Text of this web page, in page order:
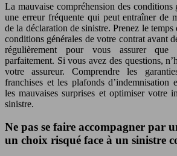
La mauvaise compréhension des conditions
une erreur fréquente qui peut entraîner de
de la déclaration de sinistre. Prenez le
conditions générales de votre contrat avant
régulièrement pour vous assurer que
parfaitement. Si vous avez des questions,
votre assureur. Comprendre les
franchises et les plafonds d’indemnisation
les mauvaises surprises et optimiser votre
sinistre.
Ne pas se faire accompagner par
un choix risqué face à un sinistre